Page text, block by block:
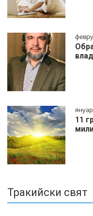
11
Тракийски свят